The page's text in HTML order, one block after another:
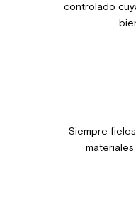
controlado
Siempre